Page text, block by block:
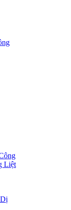
Liệt